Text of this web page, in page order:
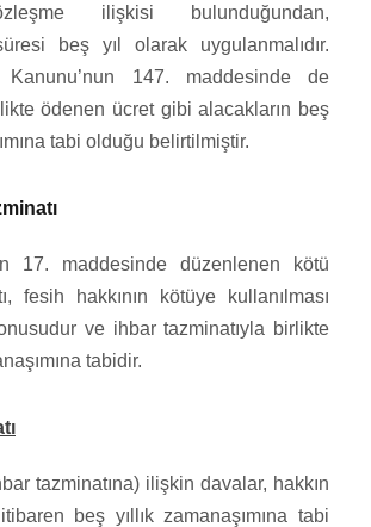
ilişkisi bulunduğundan,
beş yıl olarak uygulanmalıdır.
147. maddesinde de
ödenen ücret gibi alacakların beş
tabi olduğu belirtilmiştir.
17. maddesinde düzenlenen kötü
fesih hakkının kötüye kullanılması
ve ihbar tazminatıyla birlikte
tabidir.
tazminatına) ilişkin davalar, hakkın
beş yıllık zamanaşımına tabi